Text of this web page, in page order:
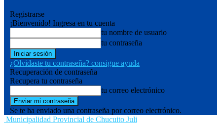
Registrarse
¡Bienvenido! Ingresa en tu cuenta
tu nombre de usuario
tu contraseña
¿Olvidaste tu contraseña? consigue ayuda
Recuperación de contraseña
Recupera tu contraseña
tu correo electrónico
Se te ha enviado una contraseña por correo electrónico.
Municipalidad Provincial de Chucuito Juli